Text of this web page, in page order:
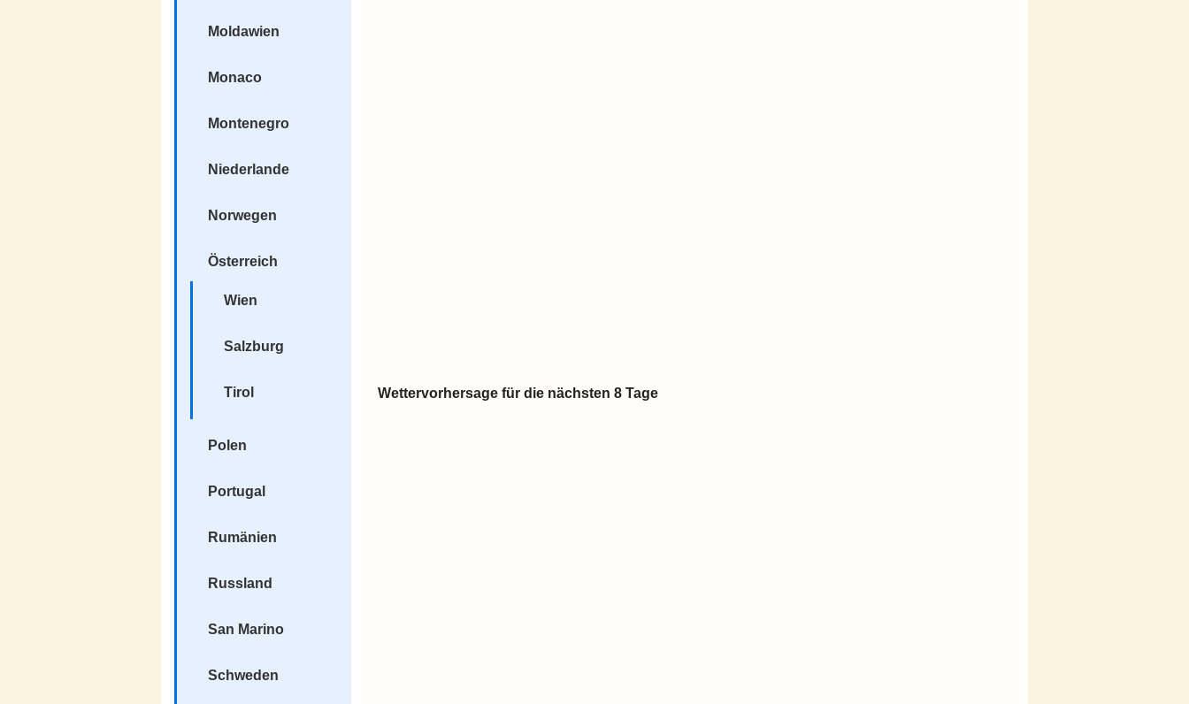
Moldawien
Monaco
Montenegro
Niederlande
Norwegen
Österreich
Wien
Salzburg
Tirol
Polen
Portugal
Rumänien
Russland
San Marino
Schweden
Wettervorhersage für die nächsten 8 Tage